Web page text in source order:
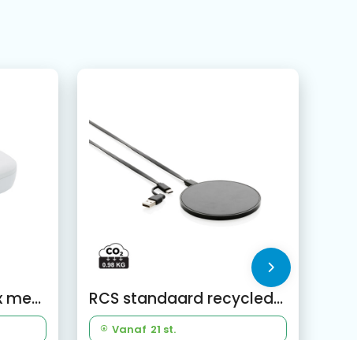
UV-C sterilisatie box met 5W draadloze oplader RCS standaard recycled plastic 10W draadloze lader
Vanaf 21 st.